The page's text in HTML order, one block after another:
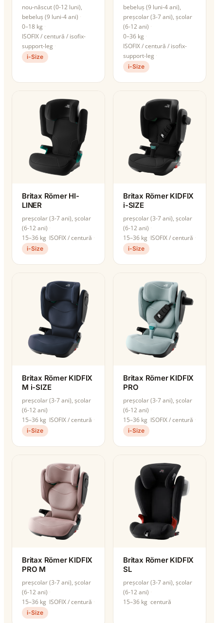
nou-născut (0-12 luni),
bebeluș (9 luni-4 ani)
0–18 kg
ISOFIX / centură / isofix-
support-leg
i-Size
bebeluș (9 luni-4 ani),
preșcolar (3-7 ani), școlar
(6-12 ani)
0–36 kg
ISOFIX / centură / isofix-
support-leg
i-Size
Britax Römer HI-
LINER
preșcolar (3-7 ani), școlar
(6-12 ani)
15–36 kg ISOFIX / centură
i-Size
Britax Römer KIDFIX
i-SIZE
preșcolar (3-7 ani), școlar
(6-12 ani)
15–36 kg ISOFIX / centură
i-Size
Britax Römer KIDFIX
M i-SIZE
preșcolar (3-7 ani), școlar
(6-12 ani)
15–36 kg ISOFIX / centură
i-Size
Britax Römer KIDFIX
PRO
preșcolar (3-7 ani), școlar
(6-12 ani)
15–36 kg ISOFIX / centură
i-Size
Britax Römer KIDFIX
PRO M
preșcolar (3-7 ani), școlar
(6-12 ani)
15–36 kg ISOFIX / centură
i-Size
Britax Römer KIDFIX
SL
preșcolar (3-7 ani), școlar
(6-12 ani)
15–36 kg centură